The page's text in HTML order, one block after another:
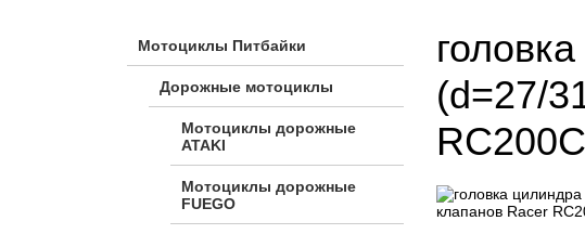
Мотоциклы Питбайки
Дорожные мотоциклы
Мотоциклы дорожные
ATAKI
Мотоциклы дорожные
FUEGO
(d=27/